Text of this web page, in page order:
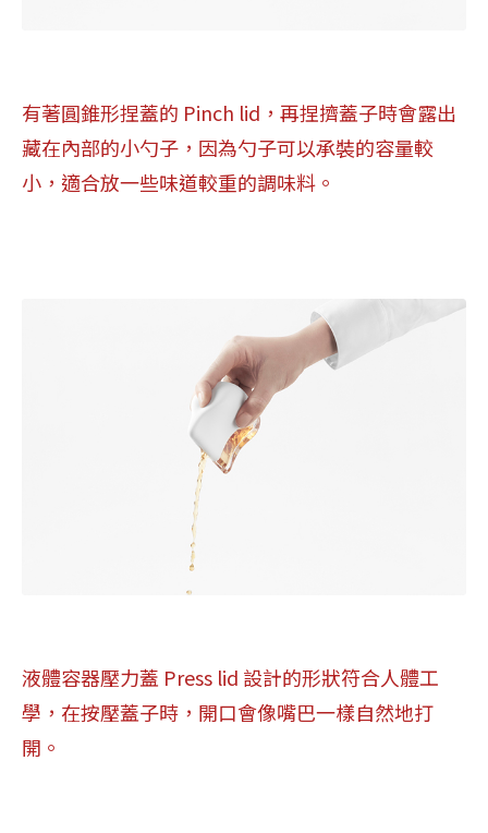
有著圓錐形捏蓋的 Pinch lid，再捏擠蓋子時會露出
藏在內部的小勺子，因為勺子可以承裝的容量較
小，適合放一些味道較重的調味料。
液體容器壓力蓋 Press lid 設計的形狀符合人體工
學，在按壓蓋子時，開口會像嘴巴一樣自然地打
開。